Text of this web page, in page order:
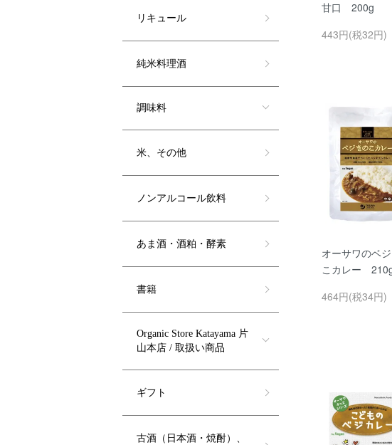
甘口 200g
443円(税32円)
オーサワのベ
こカレー
464円(税34円)
リキュール
純米料理酒
調味料
米、その他
ノンアルコール飲料
あま酒・酒粕・酵素
書籍
Organic Store Katayama 片
山本店 / 取扱い商品
ギフト
古酒（日本酒・焼酎）、